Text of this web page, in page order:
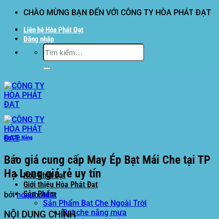
dung
CHÀO MỪNG BẠN ĐẾN VỚI CÔNG TY HÒA PHÁT ĐẠT
Liên hệ Hòa Phát Đạt
Đăng nhập
Tìm
kiếm:
Hòa Phát Đạt
Giới thiệu Hòa Phát Đạt
Sản Phẩm
Sản Phẩm Bạt Che Ngoài Trời
Bạt che nắng mưa
Bạt Che Nắng
Báo giá cung cấp May Ép Bạt Mái Che tại TP
Hạ Long giá rẻ uy tín
bởihoaphatdat
NỘI DUNG CHÍNH